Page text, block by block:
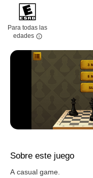
Para todas las
edades
Sobre este juego
A casual game.